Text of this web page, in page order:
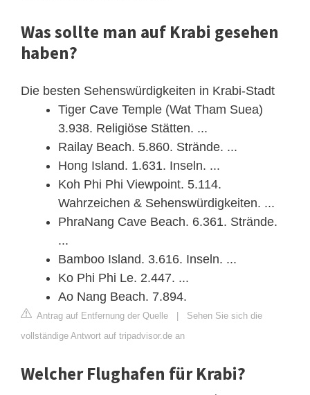
Was sollte man auf Krabi gesehen
haben?
Die besten Sehenswürdigkeiten in Krabi-Stadt
Tiger Cave Temple (Wat Tham Suea)
3.938. Religiöse Stätten. ...
Railay Beach. 5.860. Strände. ...
Hong Island. 1.631. Inseln. ...
Koh Phi Phi Viewpoint. 5.114.
Wahrzeichen & Sehenswürdigkeiten. ...
PhraNang Cave Beach. 6.361. Strände.
...
Bamboo Island. 3.616. Inseln. ...
Ko Phi Phi Le. 2.447. ...
Ao Nang Beach. 7.894.
Antrag auf Entfernung der Quelle | Sehen Sie sich die
vollständige Antwort auf tripadvisor.de an
Welcher Flughafen für Krabi?